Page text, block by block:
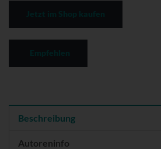
Beschreibung
Autoreninfo